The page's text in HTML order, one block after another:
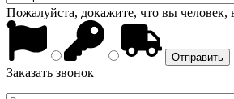
Пожалуйста, докажите, что вы человек,
Заказать звонок